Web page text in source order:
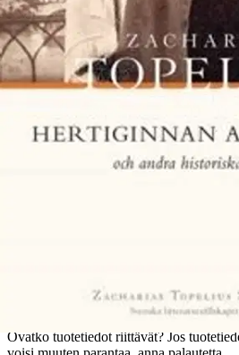
Hertiginnan af Finland (1850)
Hattarnas krig och romantiska
utspelar sig under Gustav III:s krig. De
är del V i den vetenskapliga utgåvan
Utgivare är Pia Forssell, i inledningen
Oletko tyytyväinen
Ovatko tuotetiedot riittävät? Jos